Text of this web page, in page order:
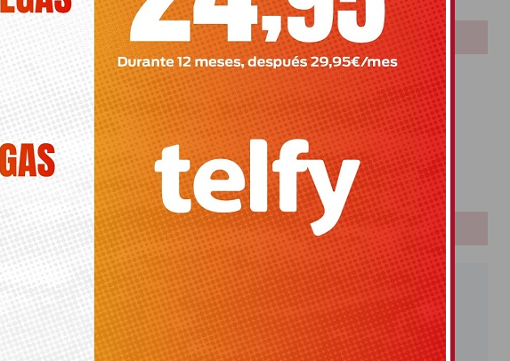
el próximo 15 de octubre
LOTERIAS
Bonoloto
Primitiva
El Gordo
Euromillones
Loteria
Once
PUBLICIDAD